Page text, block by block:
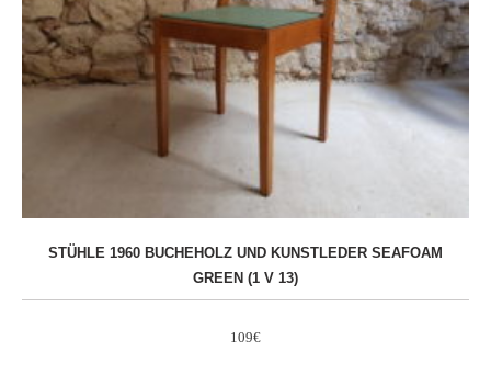
STÜHLE 1960 BUCHEHOLZ UND KUNSTLEDER SEAFOAM
GREEN (1 V 13)
109€